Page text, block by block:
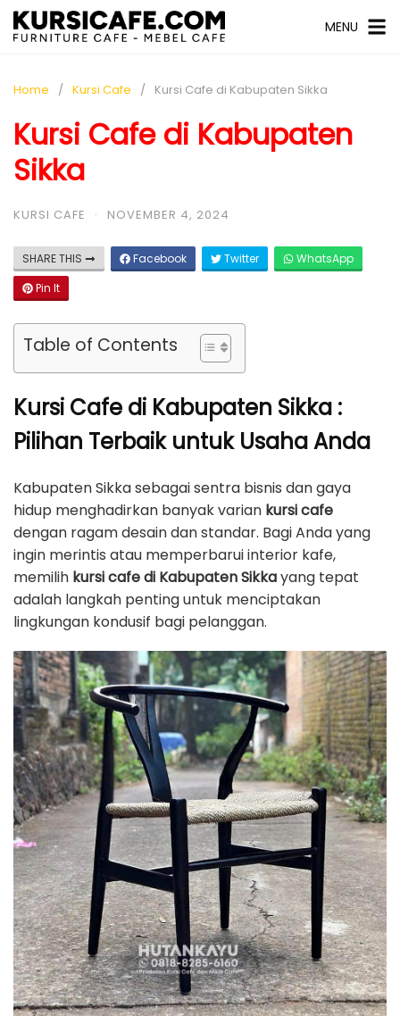
MENU
Home Kursi Cafe Kursi Cafe di Kabupaten Sikka
Kursi Cafe di Kabupaten
Sikka
KURSI CAFE · NOVEMBER 4, 2024
SHARE THIS Facebook Twitter
WhatsApp
Pin It
Table of Contents
Kursi Cafe di Kabupaten Sikka :
Pilihan Terbaik untuk Usaha Anda
Kabupaten Sikka sebagai sentra bisnis dan gaya
hidup menghadirkan banyak varian kursi cafe
dengan ragam desain dan standar. Bagi Anda yang
ingin merintis atau memperbarui interior kafe,
memilih kursi cafe di Kabupaten Sikkayang tepat
adalah langkah penting untuk menciptakan
lingkungan kondusif bagi pelanggan.